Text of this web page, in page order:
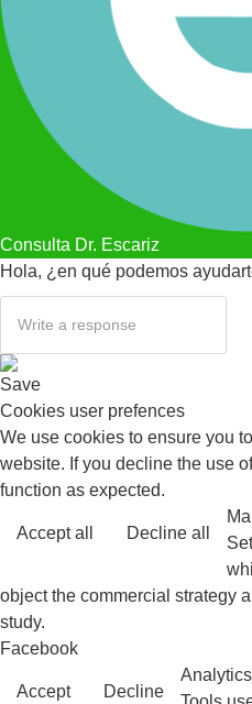
Consulta Dr. Escariz
Hola, ¿en qué podemos
Save
Cookies user prefences
We use cookies to ensure you
website. If you decline the use
function as expected.
Accept all Decline all
object the commercial strategy
study.
Facebook
Accept Decline
Analytics